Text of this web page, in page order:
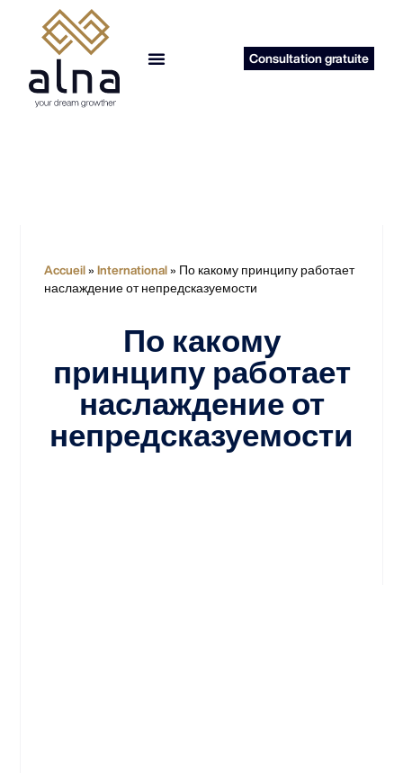
Consultation gratuite
Accueil» International» По какому принципу работает
наслаждение от непредсказуемости
По какому
принципу работает
наслаждение от
непредсказуемости